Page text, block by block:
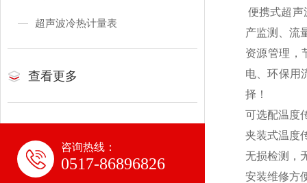
超声波冷热计量表
查看更多
咨询热线：
0517-86896826
便携式超声
产监测、流
资源管理，
电、环保用
择！
可选配温度
夹装式温度
无损检测，
安装维修方